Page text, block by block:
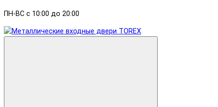
ПН-ВС с 10:00 до 20:00